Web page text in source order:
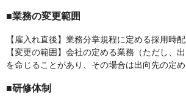
■業務の変更範囲
【雇入れ直後】業務分掌規程に定める採用時
【変更の範囲】会社の定める業務（ただし、
を命じることがあり、その場合は出向先の定め
■研修体制